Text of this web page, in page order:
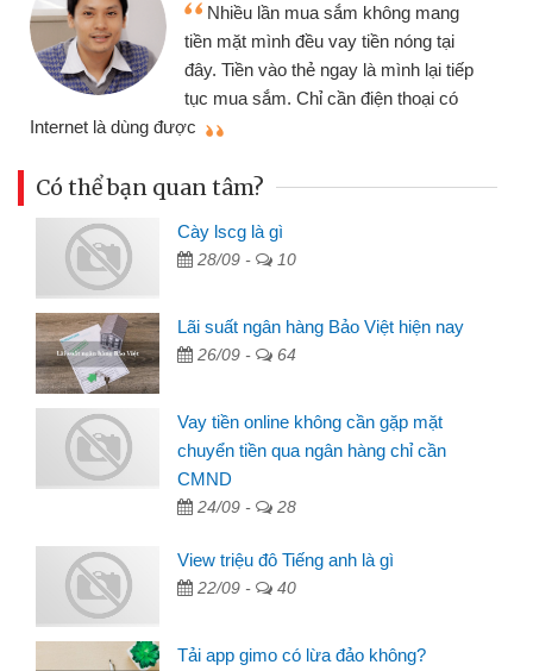
lần mua sắm không mang
mình đều vay tiền nóng tại
vào thẻ ngay là mình lại tiếp
sắm. Chỉ cần điện thoại có
nhiều lúc
đến website
đã giải
Có thể bạn quan tâm?
Cày lscg là gì
28/09 - 10
Lãi suất ngân hàng Bảo Việt hiện nay
26/09 - 64
Vay tiền online không cần gặp mặt
chuyển tiền qua ngân hàng chỉ cần
CMND
24/09 - 28
View triệu đô Tiếng anh là gì
22/09 - 40
Tải app gimo có lừa đảo không?